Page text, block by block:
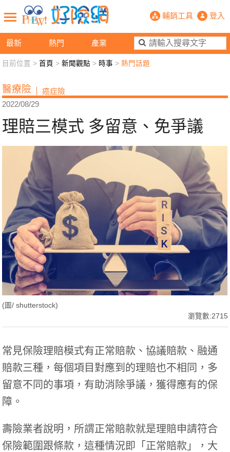
最新 熱門 產業
理賠三模式 多留意、免爭議-
輔銷工具 登入
新聞觀點 業務交流 好險懂生活
退休先準備 好險學堂 輔銷工具 活動專區
目前位置 >首頁 >新聞觀點 > 時事 >熱門話題
醫療險 癌症險
2022/08/29
理賠三模式 多留意、免爭議
(圖/ shutterstock)
瀏覽數:2715
常見保險理賠模式有正常賠款、協議賠款、融通
賠款三種，每個項目對應到的理賠也不相同，多
留意不同的事項，有助消除爭議，獲得應有的保
障。
壽險業者說明，所謂正常賠款就是理賠申請符合
保險範圍跟條款，這種情況即「正常賠款」，大